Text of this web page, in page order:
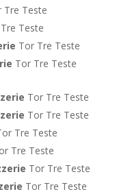
Tre Teste
Teste
Tor Tre Teste
Tor Tre Teste
Tor Tre Teste
Tor Tre Teste
Tre Teste
Tre Teste
Tor Tre Teste
Tor Tre Teste